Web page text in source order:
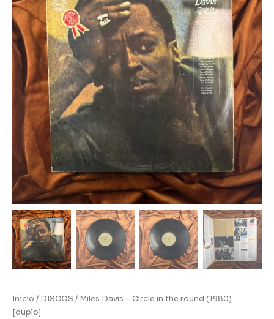
Início / DISCOS / Miles Davis – Circle in the round (1980)
[duplo]